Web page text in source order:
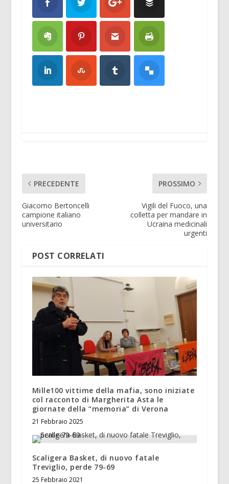
PRECEDENTE
Giacomo Bertoncelli
campione italiano
universitario
PROSSIMO
Vigili del Fuoco, una
colletta per mandare in
Ucraina medicinali
urgenti
POST CORRELATI
Mille100 vittime della mafia, sono iniziate
col racconto di Margherita Asta le
giornate della “memoria” di Verona
21 Febbraio 2025
Scaligera Basket, di nuovo fatale
Treviglio, perde 79-69
25 Febbraio 2021